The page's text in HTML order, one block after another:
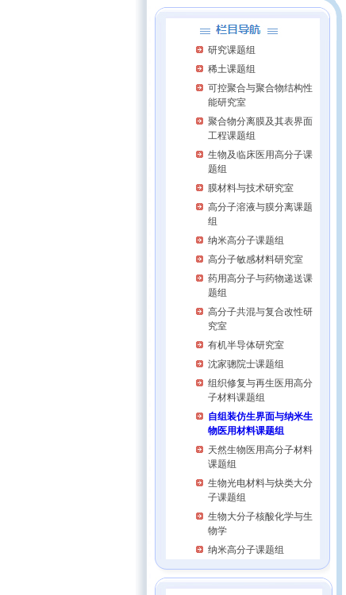
研究课题组
稀土课题组
可控聚合与聚合物结构性
能研究室
聚合物分离膜及其表界面
工程课题组
生物及临床医用高分子课
题组
膜材料与技术研究室
高分子溶液与膜分离课题
组
纳米高分子课题组
高分子敏感材料研究室
药用高分子与药物递送课
题组
高分子共混与复合改性研
究室
有机半导体研究室
沈家骢院士课题组
组织修复与再生医用高分
子材料课题组
自组装仿生界面与纳米生
物医用材料课题组
天然生物医用高分子材料
课题组
生物光电材料与炔类大分
子课题组
生物大分子核酸化学与生
物学
纳米高分子课题组